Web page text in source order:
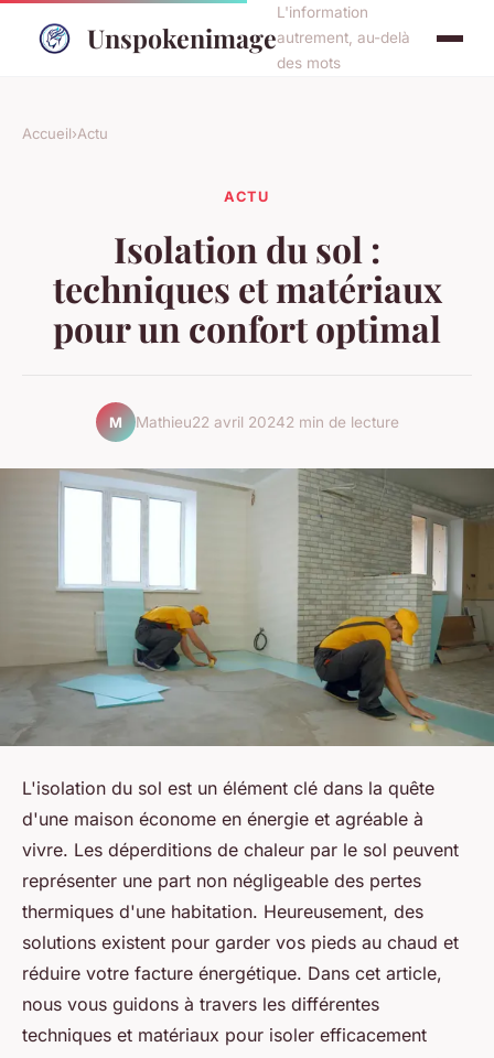
Unspokenimage
L'information
autrement, au-delà
des mots
Accueil›Actu
ACTU
Isolation du sol :
techniques et matériaux
pour un confort optimal
M Mathieu22 avril 20242 min de lecture
L'isolation du sol est un élément clé dans la quête
d'une maison économe en énergie et agréable à
vivre. Les déperditions de chaleur par le sol peuvent
représenter une part non négligeable des pertes
thermiques d'une habitation. Heureusement, des
solutions existent pour garder vos pieds au chaud et
réduire votre facture énergétique. Dans cet article,
nous vous guidons à travers les différentes
techniques et matériaux pour isoler efficacement